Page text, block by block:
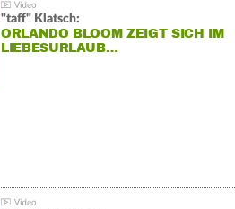
"taff" Klatsch:
ORLANDO BLOOM ZEIGT SICH IM
LIEBESURLAUB…